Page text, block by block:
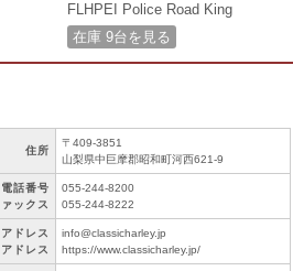
FLHPEI Police Road King
在庫 9台を見る
住所
〒409-3851
山梨県中巨摩郡昭和町河西621-9
電話番号
ックス
055-244-8200
055-244-8222
ドレス
ドレス
info@classicharley.jp
https://www.classicharley.jp/